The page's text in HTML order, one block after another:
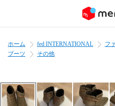
ホーム fed INTERNATIONAL フ
ブーツ
その他